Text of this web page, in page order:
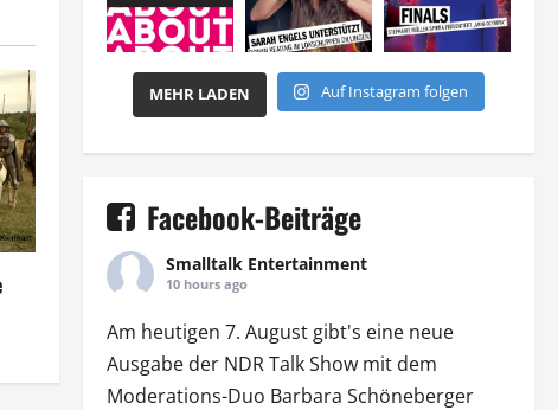
MEHR LADEN Auf Instagram folgen
Facebook-Beiträge
Smalltalk Entertainment
10 hours ago
Am heutigen 7. August gibt's eine neue
Ausgabe der NDR Talk Showmit dem
Moderations-Duo Barbara Schöneberger